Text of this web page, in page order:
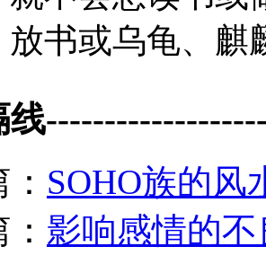
书或乌龟、麒
线
SOHO族的风
影响感情的